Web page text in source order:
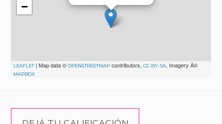
−
LEAFLET| Map data ©OPENSTREETMAP contributors,CC-BY-SA, Imagery Â©
MAPBOX